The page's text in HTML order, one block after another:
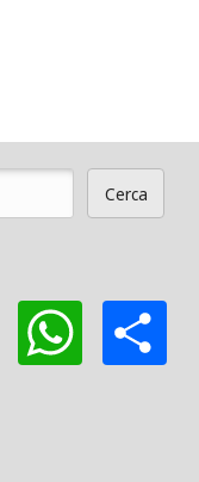
Mastodon